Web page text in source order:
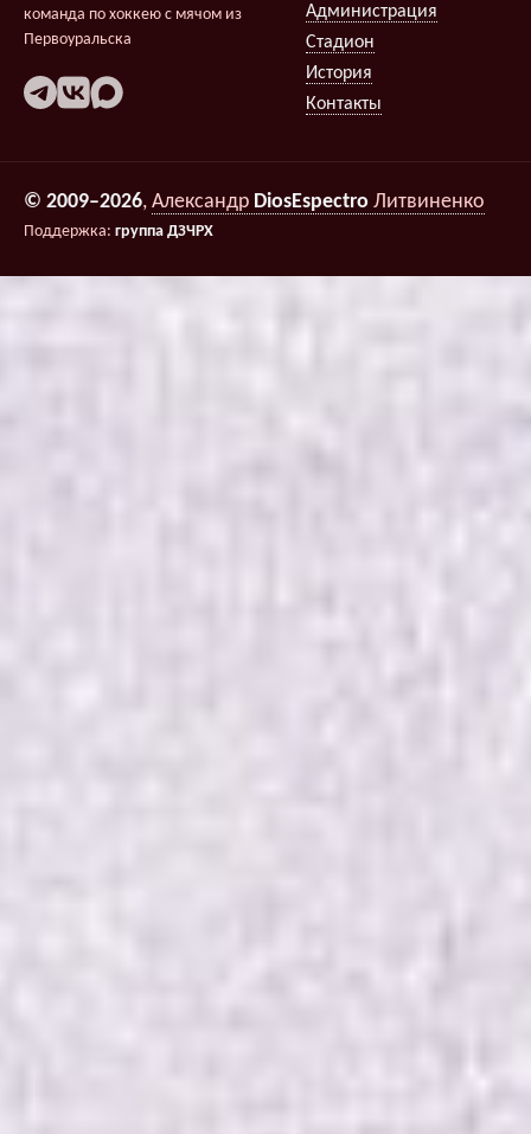
команда по хоккею с мячом из
Первоуральска
Администрация
Стадион
История
Контакты
© 2009–2026, Александр DiosEspectro Литвиненко
Поддержка: группа ДЗЧРХ